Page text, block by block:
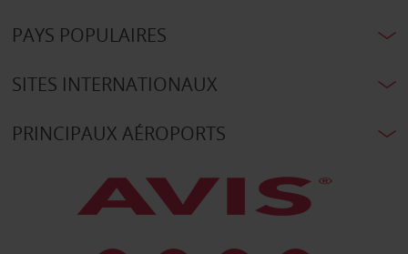
PAYS POPULAIRES
SITES INTERNATIONAUX
PRINCIPAUX AÉROPORTS